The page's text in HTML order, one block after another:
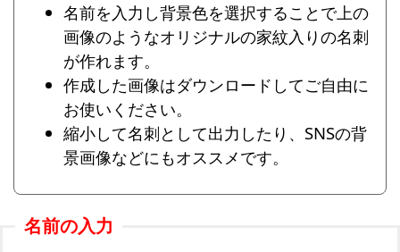
名前を入力し背景色を選択することで上の
画像のようなオリジナルの家紋入りの名刺
が作れます。
作成した画像はダウンロードしてご自由に
お使いください。
縮小して名刺として出力したり、SNSの背
景画像などにもオススメです。
名前の入力